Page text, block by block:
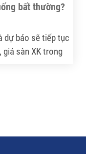
bất thường?
dự báo sẽ tiếp tục
sàn XK trong